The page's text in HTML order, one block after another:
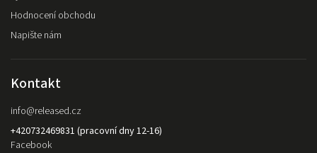
Hodnocení obchodu
Napište nám
Kontakt
info@released.cz
+420732469831 (pracovní dny 12-16)
Facebook